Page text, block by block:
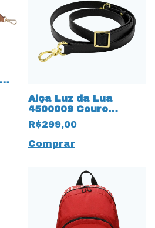
Alça Luz da Lua
4500009 Couro
Natural 14491 Saara
Preto
R$299,00
Comprar